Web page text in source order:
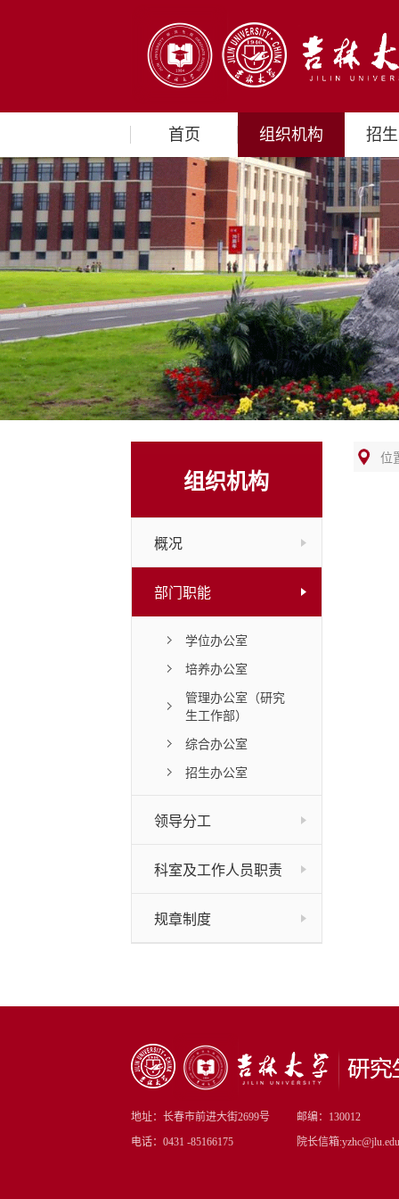
首页 组织机构 招
组织机构
概况
部门职能
学位办公室
培养办公室
管理办公室（研究
生工作部）
综合办公室
招生办公室
领导分工
科室及工作人员职责
规章制度
位
地址：长春市前进大街2699号
邮编：130012
电话：0431 -85166175
院长信箱